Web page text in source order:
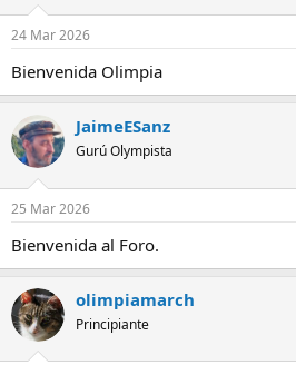
e
:
24 Mar 2026
Bienvenida Olimpia
JaimeESanz
Gurú Olympista
25 Mar 2026
Bienvenida al Foro.
olimpiamarch
Principiante